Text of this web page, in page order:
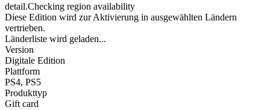
detail.Checking region availability
Diese Edition wird zur Aktivierung in ausgewählten Ländern
vertrieben.
Länderliste wird geladen...
Version
Digitale Edition
Plattform
PS4, PS5
Produkttyp
Gift card